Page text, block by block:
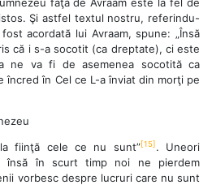
Şi astfel textul nostru, referindu-
acordată lui Avraam, spune: „Însă
că i s-a socotit (ca dreptate), ci este
ne va fi de asemenea socotită ca
încred în Cel ce L-a înviat din morţi pe
la fiinţă cele ce nu sunt”[15] . Uneori
însă în scurt timp noi ne pierdem
vorbesc despre lucruri care nu sunt